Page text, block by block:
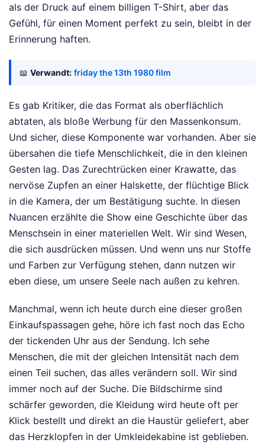
als der Druck auf einem billigen T-Shirt, aber das
Gefühl, für einen Moment perfekt zu sein, bleibt in der
Erinnerung haften.
📖 Verwandt: friday the 13th 1980 film
Es gab Kritiker, die das Format als oberflächlich
abtaten, als bloße Werbung für den Massenkonsum.
Und sicher, diese Komponente war vorhanden. Aber sie
übersahen die tiefe Menschlichkeit, die in den kleinen
Gesten lag. Das Zurechtrücken einer Krawatte, das
nervöse Zupfen an einer Halskette, der flüchtige Blick
in die Kamera, der um Bestätigung suchte. In diesen
Nuancen erzählte die Show eine Geschichte über das
Menschsein in einer materiellen Welt. Wir sind Wesen,
die sich ausdrücken müssen. Und wenn uns nur Stoffe
und Farben zur Verfügung stehen, dann nutzen wir
eben diese, um unsere Seele nach außen zu kehren.
Manchmal, wenn ich heute durch eine dieser großen
Einkaufspassagen gehe, höre ich fast noch das Echo
der tickenden Uhr aus der Sendung. Ich sehe
Menschen, die mit der gleichen Intensität nach dem
einen Teil suchen, das alles verändern soll. Wir sind
immer noch auf der Suche. Die Bildschirme sind
schärfer geworden, die Kleidung wird heute oft per
Klick bestellt und direkt an die Haustür geliefert, aber
das Herzklopfen in der Umkleidekabine ist geblieben.